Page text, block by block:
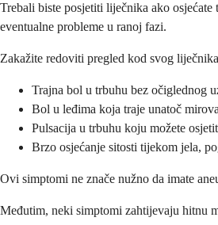
Trebali biste posjetiti liječnika ako
eventualne probleme u ranoj fazi.
Zakažite redoviti pregled kod svog
Trajna bol u trbuhu bez očiglednog
Bol u leđima koja traje unatoč
Pulsacija u trbuhu koju možete
Brzo osjećanje sitosti tijekom jela,
Ovi simptomi ne znače nužno da imate
Međutim, neki simptomi zahtijevaju hitnu